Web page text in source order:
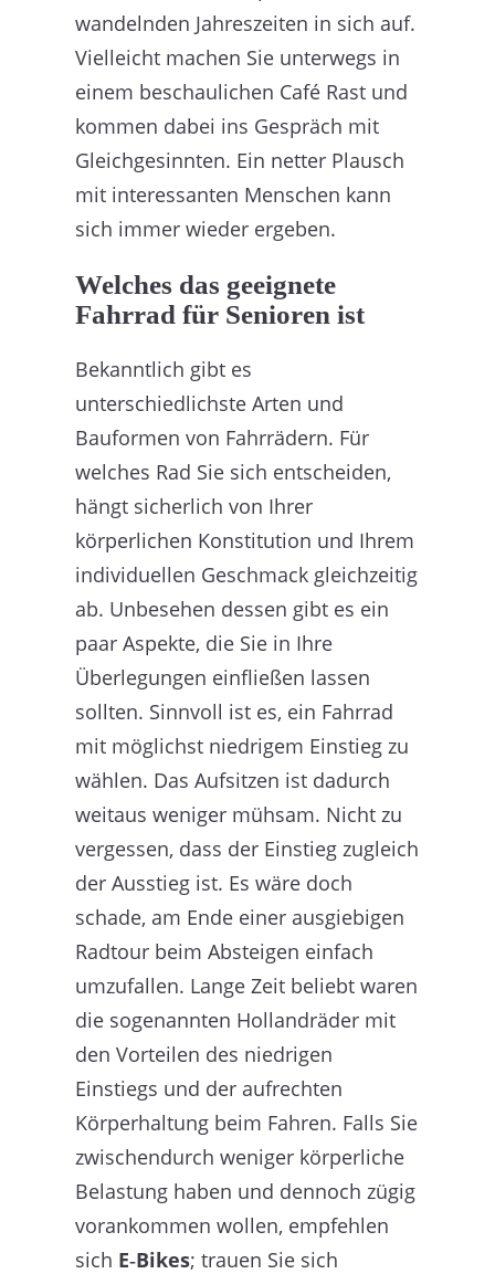
wandelnden Jahreszeiten in sich auf.
Vielleicht machen Sie unterwegs in
einem beschaulichen Café Rast und
kommen dabei ins Gespräch mit
Gleichgesinnten. Ein netter Plausch
mit interessanten Menschen kann
sich immer wieder ergeben.
Welches das geeignete
Fahrrad für Senioren ist
Bekanntlich gibt es
unterschiedlichste Arten und
Bauformen von Fahrrädern. Für
welches Rad Sie sich entscheiden,
hängt sicherlich von Ihrer
körperlichen Konstitution und Ihrem
individuellen Geschmack gleichzeitig
ab. Unbesehen dessen gibt es ein
paar Aspekte, die Sie in Ihre
Überlegungen einfließen lassen
sollten. Sinnvoll ist es, ein Fahrrad
mit möglichst niedrigem Einstieg zu
wählen. Das Aufsitzen ist dadurch
weitaus weniger mühsam. Nicht zu
vergessen, dass der Einstieg zugleich
der Ausstieg ist. Es wäre doch
schade, am Ende einer ausgiebigen
Radtour beim Absteigen einfach
umzufallen. Lange Zeit beliebt waren
die sogenannten Hollandräder mit
den Vorteilen des niedrigen
Einstiegs und der aufrechten
Körperhaltung beim Fahren. Falls Sie
zwischendurch weniger körperliche
Belastung haben und dennoch zügig
vorankommen wollen, empfehlen
sich E‑Bikes; trauen Sie sich